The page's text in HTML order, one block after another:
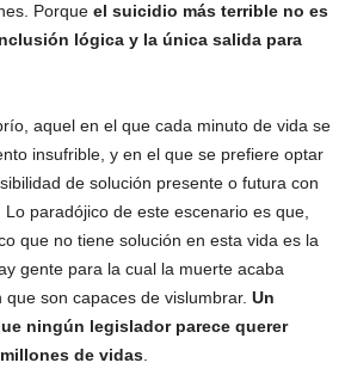
Porque el suicidio más terrible no es
lógica y la única salida para
aquel en el que cada minuto de vida se
insufrible, y en el que se prefiere optar
de solución presente o futura con
paradójico de este escenario es que,
que no tiene solución en esta vida es la
gente para la cual la muerte acaba
son capaces de vislumbrar. Un
ningún legislador parece querer
de vidas